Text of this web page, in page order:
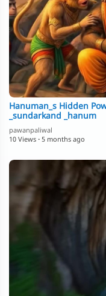
Hanuman_s Hidden
_sundarkand _hanum
pawanpaliwal
10 Views · 5 months ago